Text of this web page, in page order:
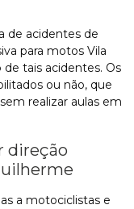
de acidentes de
para motos Vila
tais acidentes. Os
ou não, que
realizar aulas em
direção
a motociclistas e